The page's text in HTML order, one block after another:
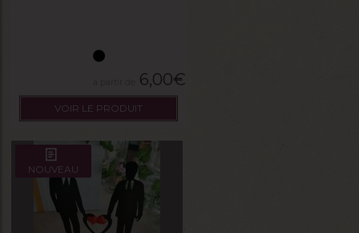
6,00€
VOIR LE PRODUIT
NOUVEAU